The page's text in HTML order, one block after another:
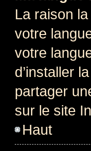
La raison
votre
votre
d’installer
partager
sur le site
Haut